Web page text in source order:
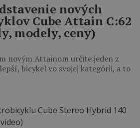
nových
Cube Attain C:62
modely, ceny)
novým Attainom určite jeden z
bicykel vo svojej kategórii, a to